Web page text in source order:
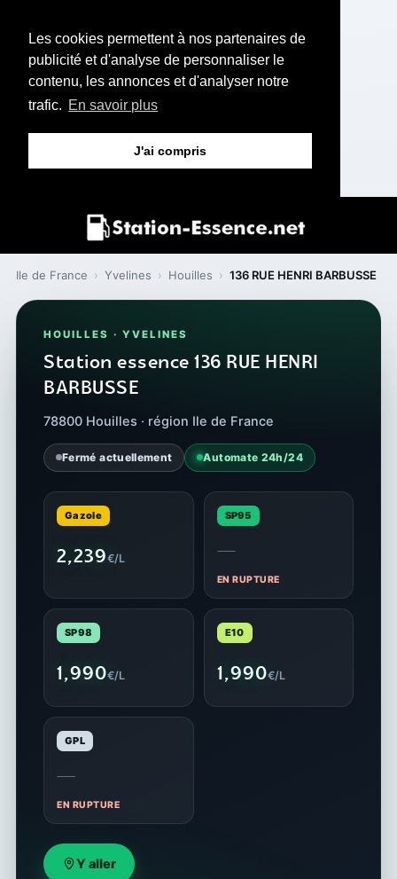
Les cookies permettent à nos partenaires de
publicité et d'analyse de personnaliser le
contenu, les annonces et d'analyser notre
trafic. En savoir plus
J'ai compris
Ile de France › Yvelines › Houilles › 136 RUE HENRI BARBUSSE
HOUILLES · YVELINES
Station essence 136 RUE HENRI
BARBUSSE
78800 Houilles · région Ile de France
Fermé actuellement Automate 24h/24
Gazole
2,239€/L
SP95
—
EN RUPTURE
SP98
1,990€/L
E10
1,990€/L
GPL
—
EN RUPTURE
Y aller